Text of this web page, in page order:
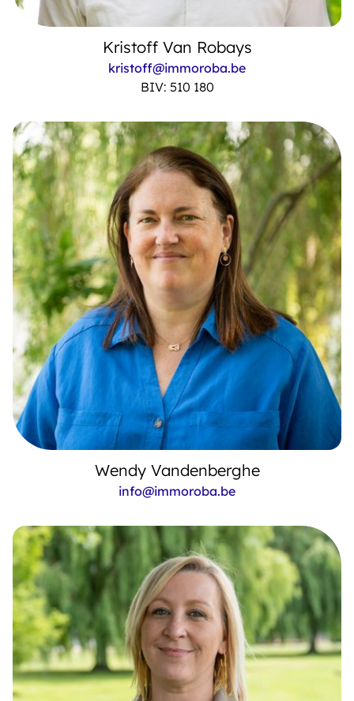
Kristoff Van Robays
kristoff@immoroba.be
BIV: 510 180
Wendy Vandenberghe
info@immoroba.be